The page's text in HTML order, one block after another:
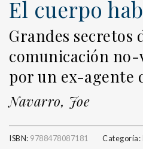
El cuerpo
Grandes secretos
comunicación
por un ex-agente
Navarro, Joe
ISBN: 9788478087181 Categoría: